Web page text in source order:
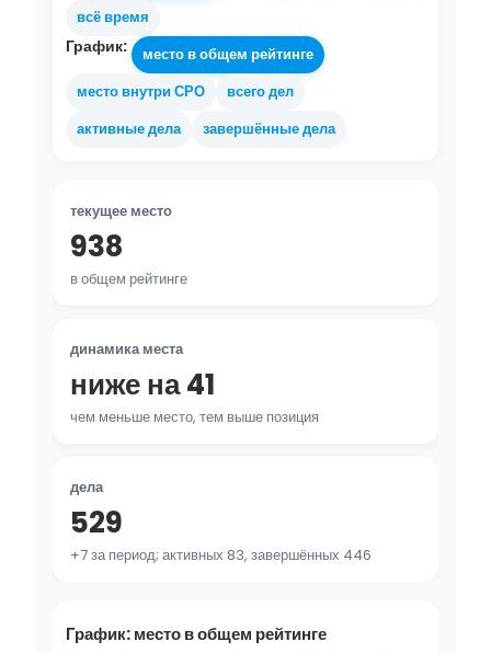
всё время
График:
место в общем рейтинге
место внутри СРО
всего дел
активные дела
завершённые дела
текущее место
938
в общем рейтинге
динамика места
ниже на 41
чем меньше место, тем выше позиция
дела
529
+7 за период; активных 83, завершённых 446
График: место в общем рейтинге